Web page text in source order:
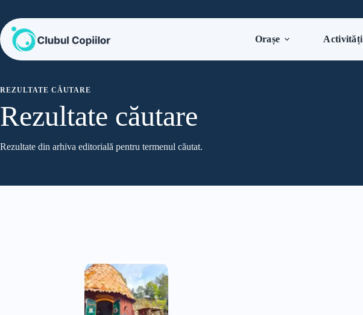
conținut
Orașe
Activități
REZULTATE CĂUTARE
Rezultate căutare
Rezultate din arhiva editorială pentru termenul căutat.